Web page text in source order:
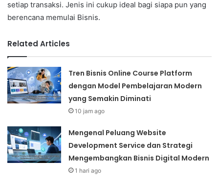
setiap transaksi. Jenis ini cukup ideal bagi siapa pun yang
berencana memulai Bisnis.
Related Articles
Tren Bisnis Online Course Platform
dengan Model Pembelajaran Modern
yang Semakin Diminati
10 jam ago
Mengenal Peluang Website
Development Service dan Strategi
Mengembangkan Bisnis Digital Modern
1 hari ago